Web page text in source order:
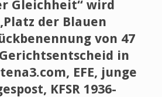
Gleichheit“ wird
der Blauen
von 47
in
EFE, junge
KFSR 1936-